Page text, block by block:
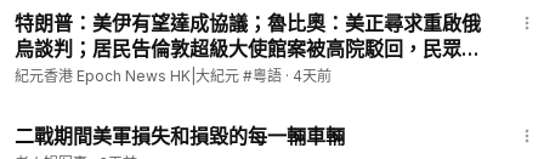
特朗普：美伊有望達成協議；魯比奧：美正尋求重啟俄
烏談判；居民告倫敦超級大使館案被高院駁回，民眾擬
眾籌20萬英鎊上訴；Google AI製圖可偽造衛星圖像，
紀元香港 Epoch News HK|大紀元 #粵語 · 4天前
二戰期間美軍損失和損毀的每一輛車輛